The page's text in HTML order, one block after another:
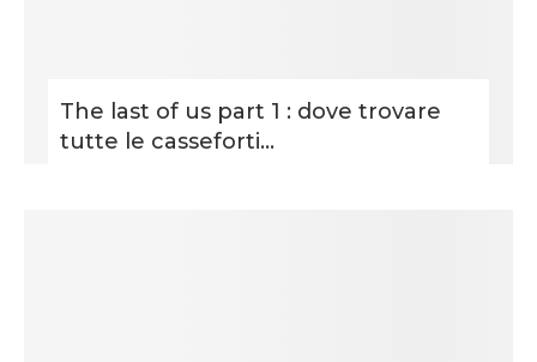
The last of us part 1 : dove trovare
tutte le casseforti...